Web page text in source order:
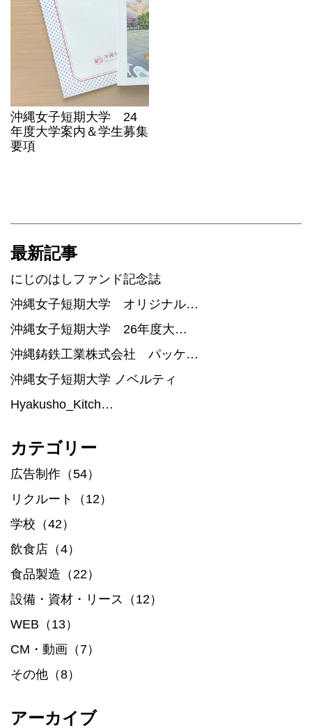
沖縄女子短期大学 24
年度大学案内＆学生募集
要項
最新記事
にじのはしファンド記念誌
沖縄女子短期大学 オリジナル…
沖縄女子短期大学 26年度大…
沖縄鋳鉄工業株式会社 パッケ…
沖縄女子短期大学 ノベルティ
Hyakusho_Kitch…
カテゴリー
広告制作（54）
リクルート（12）
学校（42）
飲食店（4）
食品製造（22）
設備・資材・リース（12）
WEB（13）
CM・動画（7）
その他（8）
アーカイブ